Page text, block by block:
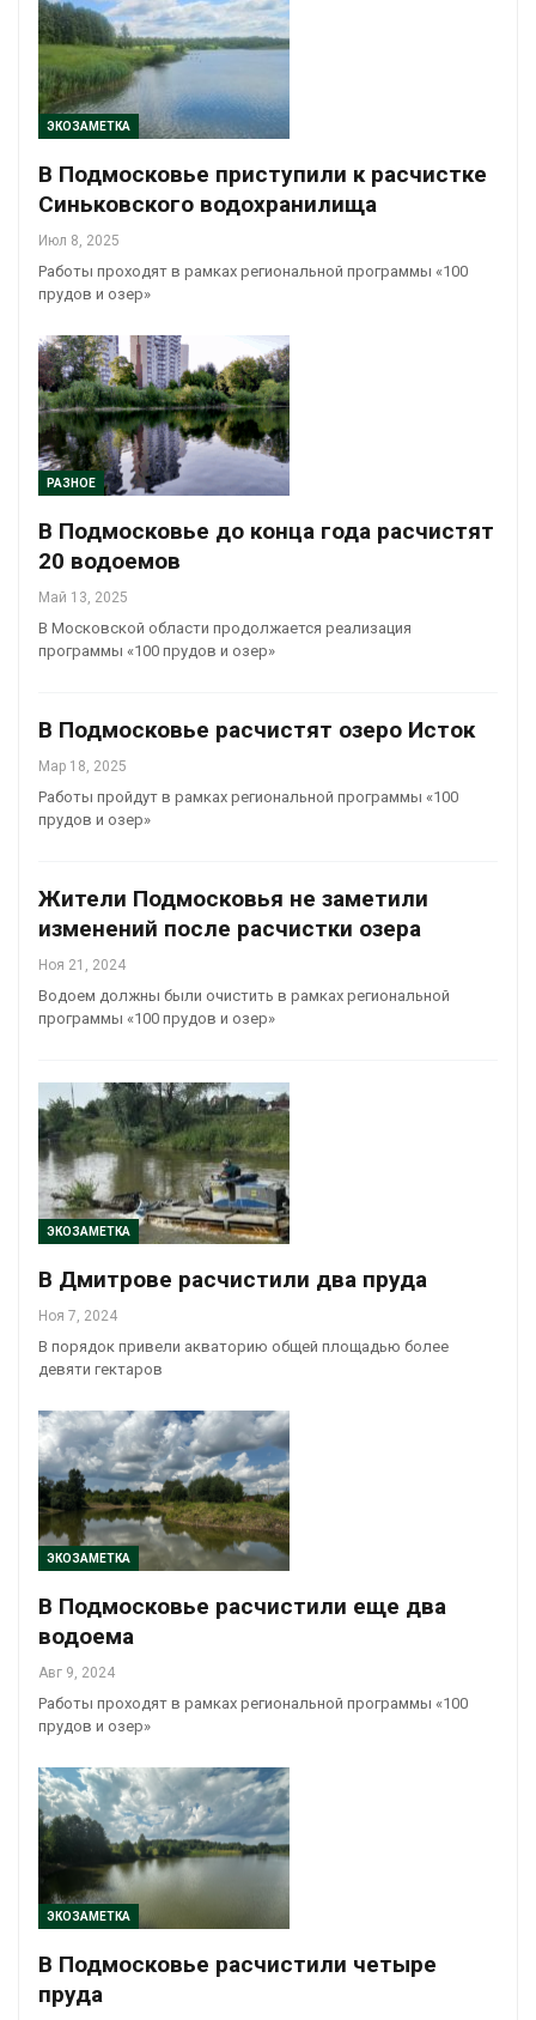
ЭКОЗАМЕТКА
В Подмосковье приступили к расчистке
Синьковского водохранилища
Июл 8, 2025
Работы проходят в рамках региональной программы «100
прудов и озер»
РАЗНОЕ
В Подмосковье до конца года расчистят
20 водоемов
Май 13, 2025
В Московской области продолжается реализация
программы «100 прудов и озер»
В Подмосковье расчистят озеро Исток
Мар 18, 2025
Работы пройдут в рамках региональной программы «100
прудов и озер»
Жители Подмосковья не заметили
изменений после расчистки озера
Ноя 21, 2024
Водоем должны были очистить в рамках региональной
программы «100 прудов и озер»
ЭКОЗАМЕТКА
В Дмитрове расчистили два пруда
Ноя 7, 2024
В порядок привели акваторию общей площадью более
девяти гектаров
ЭКОЗАМЕТКА
В Подмосковье расчистили еще два
водоема
Авг 9, 2024
Работы проходят в рамках региональной программы «100
прудов и озер»
ЭКОЗАМЕТКА
В Подмосковье расчистили четыре
пруда